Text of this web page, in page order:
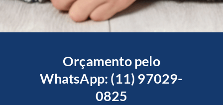
Orçamento pelo
WhatsApp: (11) 97029-
0825